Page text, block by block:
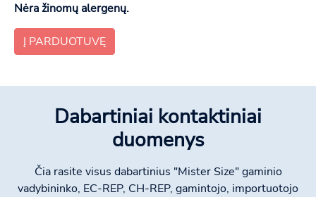
Nėra žinomų alergenų.
Į PARDUOTUVĘ
Dabartiniai kontaktiniai
duomenys
Čia rasite visus dabartinius "Mister Size" gaminio
vadybininko, EC-REP, CH-REP, gamintojo, importuotojo